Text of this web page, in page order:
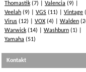
Thomastik (7) Valencia (9)
Veelah (9) VGS (11) Vintage
Virus (12) VOX (4) Walden
Warwick (14) Washburn (1)
Yamaha (51)
Kontakt